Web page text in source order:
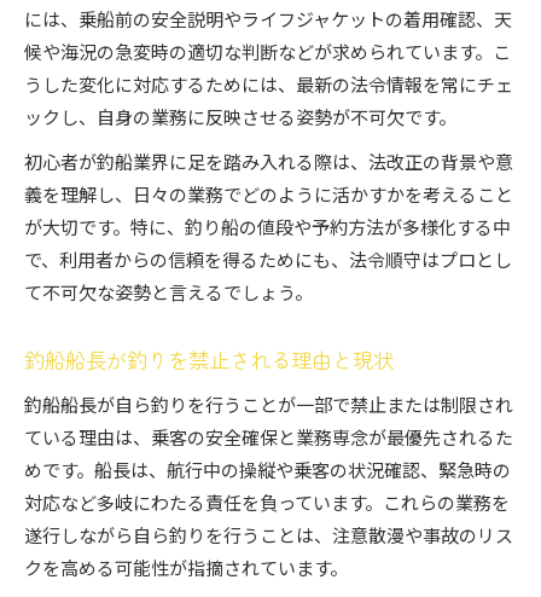
には、乗船前の安全説明やライフジャケットの着用確認、天
候や海況の急変時の適切な判断などが求められています。こ
うした変化に対応するためには、最新の法令情報を常にチェ
ックし、自身の業務に反映させる姿勢が不可欠です。
初心者が釣船業界に足を踏み入れる際は、法改正の背景や意
義を理解し、日々の業務でどのように活かすかを考えること
が大切です。特に、釣り船の値段や予約方法が多様化する中
で、利用者からの信頼を得るためにも、法令順守はプロとし
て不可欠な姿勢と言えるでしょう。
釣船船長が釣りを禁止される理由と現状
釣船船長が自ら釣りを行うことが一部で禁止または制限され
ている理由は、乗客の安全確保と業務専念が最優先されるた
めです。船長は、航行中の操縦や乗客の状況確認、緊急時の
対応など多岐にわたる責任を負っています。これらの業務を
遂行しながら自ら釣りを行うことは、注意散漫や事故のリス
クを高める可能性が指摘されています。